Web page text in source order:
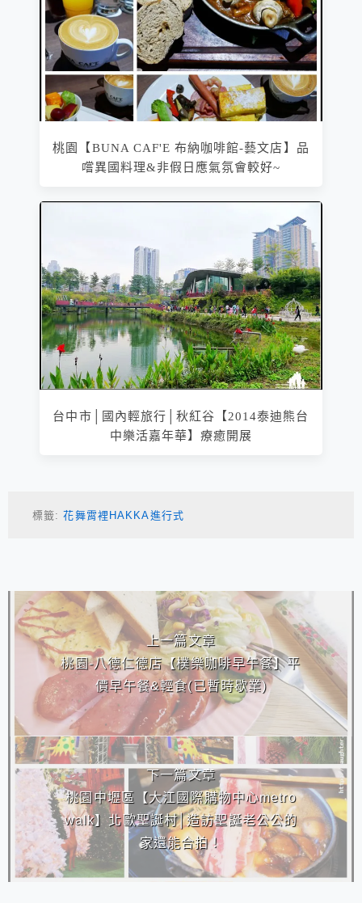
桃園【BUNA CAF'E 布納咖啡館-藝文店】品
嚐異國料理&非假日應氣氛會較好~
台中市│國內輕旅行│秋紅谷【2014泰迪熊台
中樂活嘉年華】療癒開展
標籤:花舞霄裡HAKKA進行式
相連文章
上一篇文章
桃園-八德仁德店【樸樂咖啡早午餐】平
價早午餐&輕食(已暫時歇業)
下一篇文章
桃園中壢區【大江國際購物中心metro
walk】北歐聖誕村│造訪聖誕老公公的
家還能合拍！